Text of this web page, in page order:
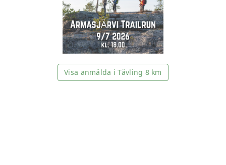
Visa anmälda i Tävling 8 km